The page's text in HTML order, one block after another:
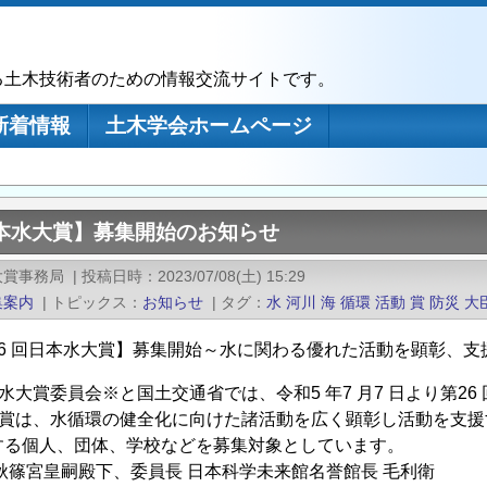
木技術者のための情報交流サイトです。
着情報 土木学会ホームページ
水大賞】募集開始のお知らせ
事務局 | 投稿日時
2023/07/08(土) 15:29
内
| トピックス お知らせ | タグ 水 河川 海 循環 活動 賞 防災 大
回日本水大賞】募集開始～水に関わる優れた活動を顕彰、支
大賞委員会※と国土交通省では、令和5 年7 月7 日より第26
は、水循環の健全化に向けた諸活動を広く顕彰し活動を支
個人、団体、学校などを募集対象としています。
宮皇嗣殿下、委員長 日本科学未来館名誉館長 毛利衛